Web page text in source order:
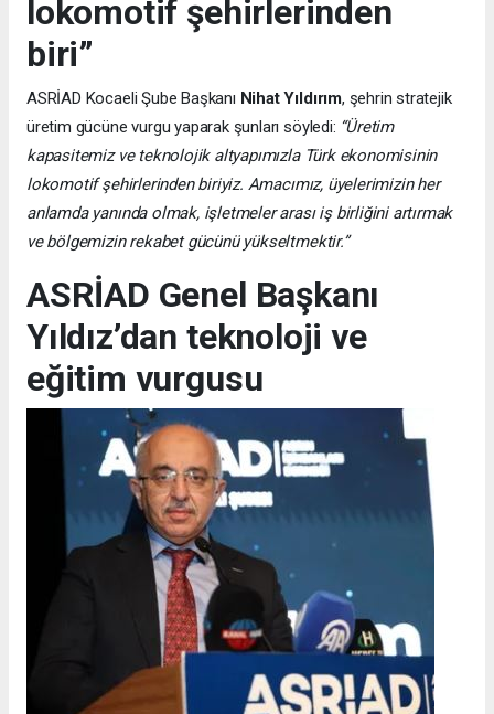
lokomotif şehirlerinden
biri”
ASRİAD Kocaeli Şube Başkanı Nihat Yıldırım, şehrin stratejik
üretim gücüne vurgu yaparak şunları söyledi: “Üretim
kapasitemiz ve teknolojik altyapımızla Türk ekonomisinin
lokomotif şehirlerinden biriyiz. Amacımız, üyelerimizin her
anlamda yanında olmak, işletmeler arası iş birliğini artırmak
ve bölgemizin rekabet gücünü yükseltmektir.”
ASRİAD Genel Başkanı
Yıldız’dan teknoloji ve
eğitim vurgusu